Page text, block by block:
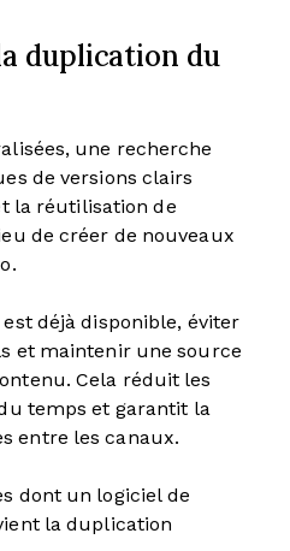
duplication du
une recherche
de versions clairs
la réutilisation de
de créer de nouveaux
déjà disponible, éviter
et maintenir une source
Cela réduit les
temps et garantit la
entre les canaux.
dont un logiciel de
la duplication